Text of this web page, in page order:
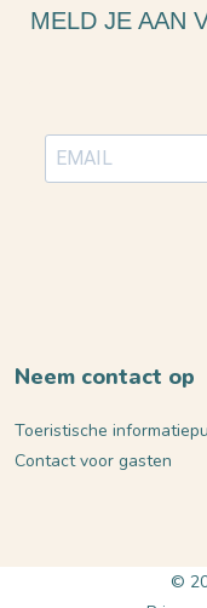
MELD JE AAN
Neem contact op
Toeristische
Contact voor gasten
©